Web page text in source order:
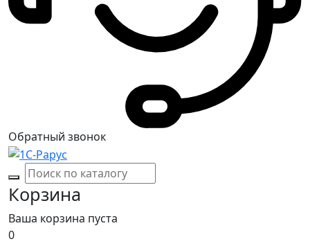
Обратный звонок
Корзина
Ваша корзина пуста
0